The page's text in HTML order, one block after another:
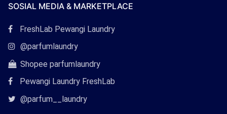
SOSIAL MEDIA & MARKETPLACE
Tautan
Facebook
FreshLab Pewangi Laundry
Tautan
Instagram
@parfumlaundry
Tautan
Shopee
Shopee parfumlaundry
Pewangi Laundry FreshLab
Tautan@parfum__laundry